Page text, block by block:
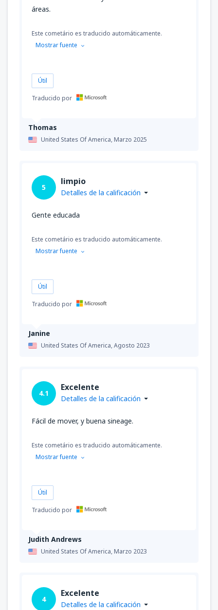
Thomas
United States Of America,Marzo 2025
áreas.
Este cometário es traducido automáticamente.
Mostrar fuente
Útil
Traducido por
Janine
United States Of America,Agosto 2023
5
limpio
Detalles de la calificación
Gente educada
Este cometário es traducido automáticamente.
Mostrar fuente
Útil
Traducido por
Judith Andrews
United States Of America,Marzo 2023
4.1
Excelente
Detalles de la calificación
Fácil de mover, y buena sineage.
Este cometário es traducido automáticamente.
Mostrar fuente
Útil
Traducido por
4
Excelente
Detalles de la calificación